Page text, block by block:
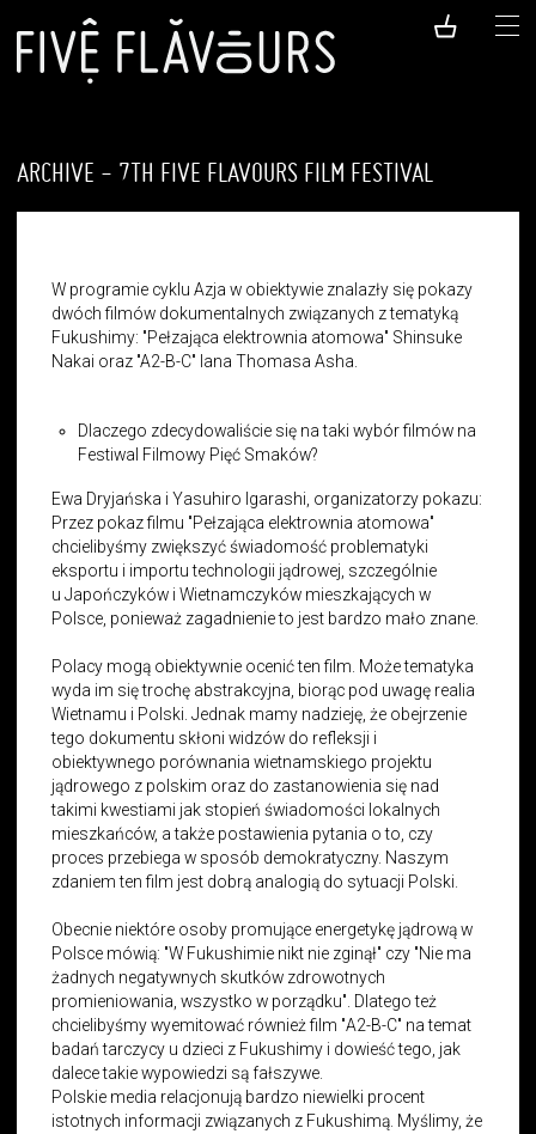
ARCHIVE - 7TH FIVE FLAVOURS FILM FESTIVAL
W programie cyklu Azja w obiektywie znalazły się pokazy
dwóch filmów dokumentalnych związanych z tematyką
Fukushimy: "Pełzająca elektrownia atomowa" Shinsuke
Nakai oraz "A2-B-C" Iana Thomasa Asha.
Dlaczego zdecydowaliście się na taki wybór filmów na
Festiwal Filmowy Pięć Smaków?
Ewa Dryjańska i Yasuhiro Igarashi, organizatorzy pokazu:
Przez pokaz filmu "Pełzająca elektrownia atomowa"
chcielibyśmy zwiększyć świadomość problematyki
eksportu i importu technologii jądrowej, szczególnie
u Japończyków i Wietnamczyków mieszkających w
Polsce, ponieważ zagadnienie to jest bardzo mało znane.
Polacy mogą obiektywnie ocenić ten film. Może tematyka
wyda im się trochę abstrakcyjna, biorąc pod uwagę realia
Wietnamu i Polski. Jednak mamy nadzieję, że obejrzenie
tego dokumentu skłoni widzów do refleksji i
obiektywnego porównania wietnamskiego projektu
jądrowego z polskim oraz do zastanowienia się nad
takimi kwestiami jak stopień świadomości lokalnych
mieszkańców, a także postawienia pytania o to, czy
proces przebiega w sposób demokratyczny. Naszym
zdaniem ten film jest dobrą analogią do sytuacji Polski.
Obecnie niektóre osoby promujące energetykę jądrową w
Polsce mówią: "W Fukushimie nikt nie zginął" czy "Nie ma
żadnych negatywnych skutków zdrowotnych
promieniowania, wszystko w porządku". Dlatego też
chcielibyśmy wyemitować również film "A2-B-C" na temat
badań tarczycy u dzieci z Fukushimy i dowieść tego, jak
dalece takie wypowiedzi są fałszywe.
Polskie media relacjonują bardzo niewielki procent
istotnych informacji związanych z Fukushimą. Myślimy, że